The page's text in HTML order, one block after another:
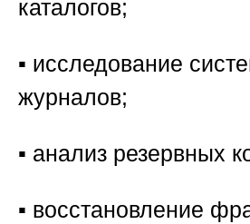
каталогов;
▪️ исследование
журналов;
▪️ анализ резервных
▪️ восстановление